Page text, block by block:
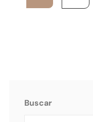
Buscar